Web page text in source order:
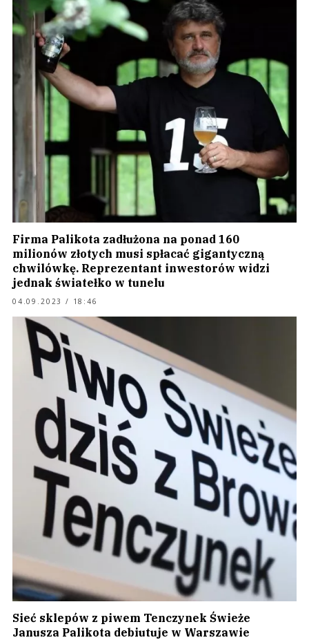
Firma Palikota zadłużona na ponad 160
milionów złotych musi spłacać gigantyczną
chwilówkę. Reprezentant inwestorów widzi
jednak światełko w tunelu
04.09.2023 / 18:46
Sieć sklepów z piwem Tenczynek Świeże
Janusza Palikota debiutuje w Warszawie